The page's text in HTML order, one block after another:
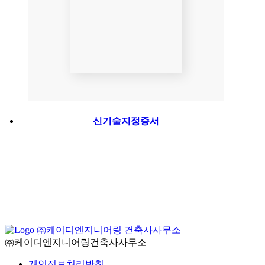
신기술지정증서
㈜케이디엔지니어링 건축사사무소
㈜케이디엔지니어링건축사사무소